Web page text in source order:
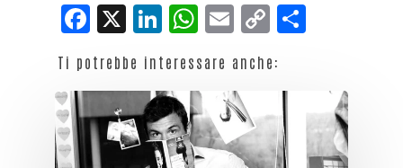
Facebook
X LinkedIn
WhatsApp
Email
Copy
Ti potrebbe interessare anche: